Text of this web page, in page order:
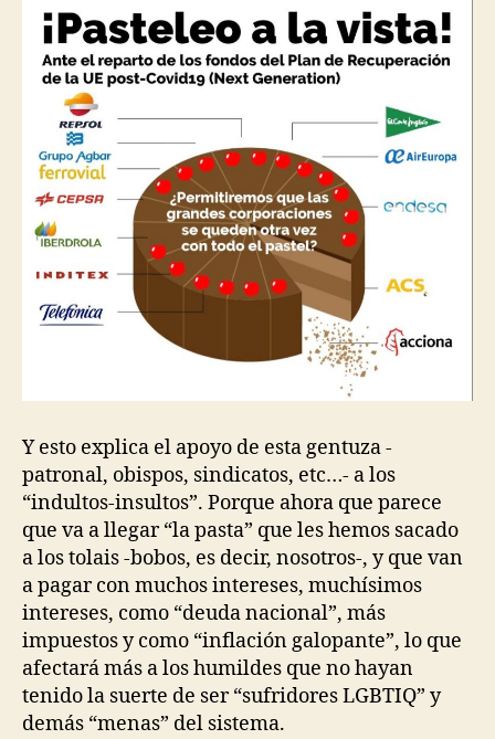
Y esto explica el apoyo de esta gentuza -
patronal, obispos, sindicatos, etc…- a los
“indultos-insultos”. Porque ahora que parece
que va a llegar “la pasta” que les hemos sacado
a los tolais -bobos, es decir, nosotros-, y que van
a pagar con muchos intereses, muchísimos
intereses, como “deuda nacional”, más
impuestos y como “inflación galopante”, lo que
afectará más a los humildes que no hayan
tenido la suerte de ser “sufridores LGBTIQ” y
demás “menas” del sistema.